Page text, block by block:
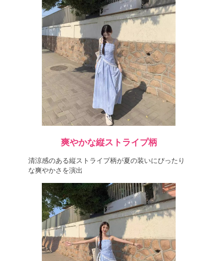
爽やかな縦ストライプ柄
清涼感のある縦ストライプ柄が夏の装いにぴったり
な爽やかさを演出